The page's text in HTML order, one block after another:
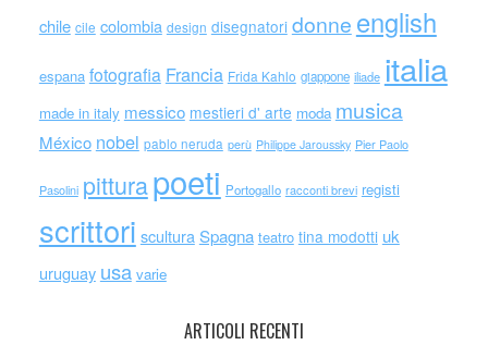
chile cile colombia design disegnatori donne english
espana fotografia Francia Frida Kahlo giappone iliade italia
made in italy messico mestieri d' arte moda musica
México nobel pablo neruda perù Philippe Jaroussky Pier Paolo
Pasolini pitturapoeti Portogallo racconti brevi registi
scrittori scultura Spagna teatro tina modotti uk
uruguay usa varie
ARTICOLI RECENTI